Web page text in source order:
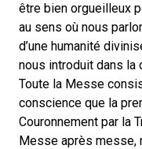
être bien orgueilleux
au sens où nous
d’une humanité
nous introduit dans la
Toute la Messe
conscience que la
Couronnement par la
Messe après messe,